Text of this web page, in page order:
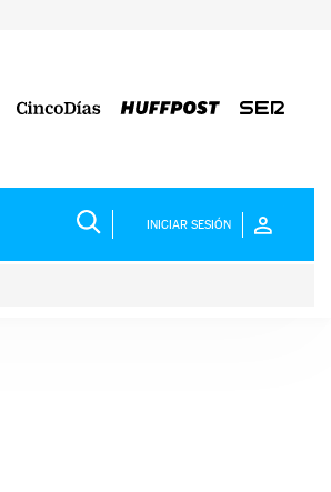
INICIAR SESIÓN